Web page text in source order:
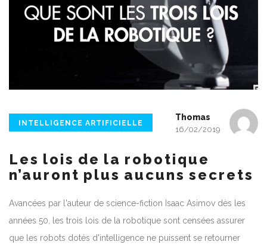
INTELLIGENCE ARTIFICIELLE
Thomas
16/02/2019
Les lois de la robotique
n’auront plus aucuns secrets
Avancées par l'auteur de science-fiction Isaac Asimov dès les
années 50, les trois lois de la robotique sont censées assurer
que les robots dotés d'intelligence ne puissent se retourner